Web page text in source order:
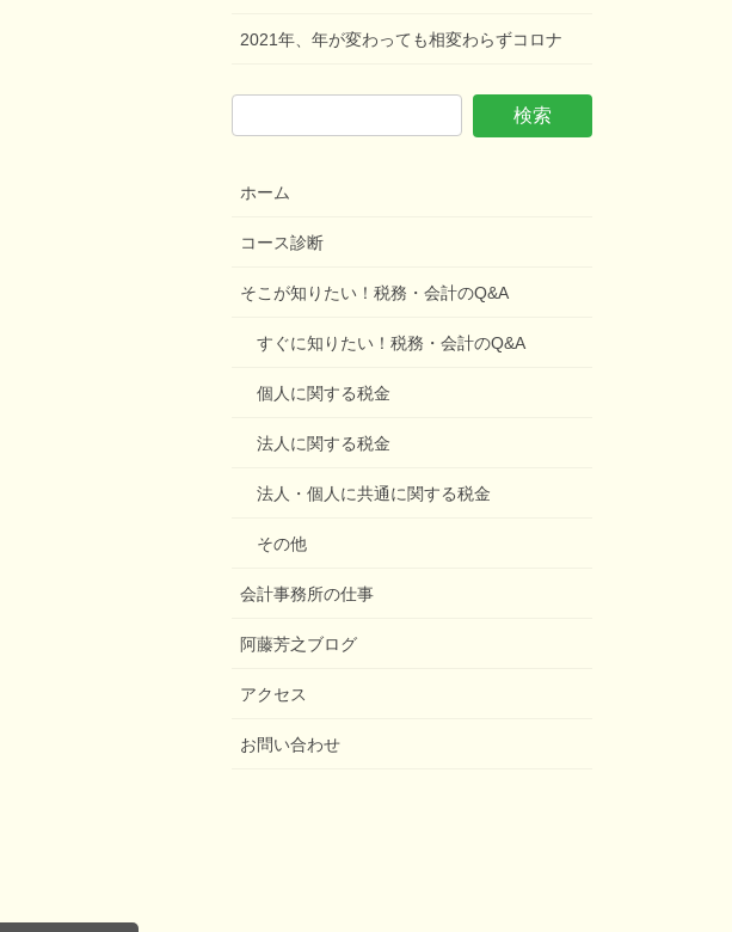
2021年、年が変わっても相変わらずコロナ
ホーム
コース診断
そこが知りたい！税務・会計のQ&A
すぐに知りたい！税務・会計のQ&A
個人に関する税金
法人に関する税金
法人・個人に共通に関する税金
その他
会計事務所の仕事
阿藤芳之ブログ
アクセス
お問い合わせ